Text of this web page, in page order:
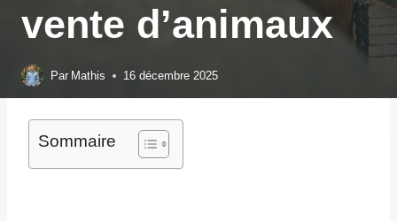
vente d’animaux
Par Mathis 16 décembre 2025
Sommaire